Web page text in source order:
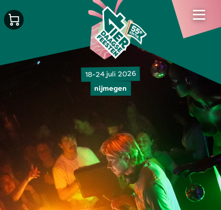
18-24 juli 2026
nijmegen